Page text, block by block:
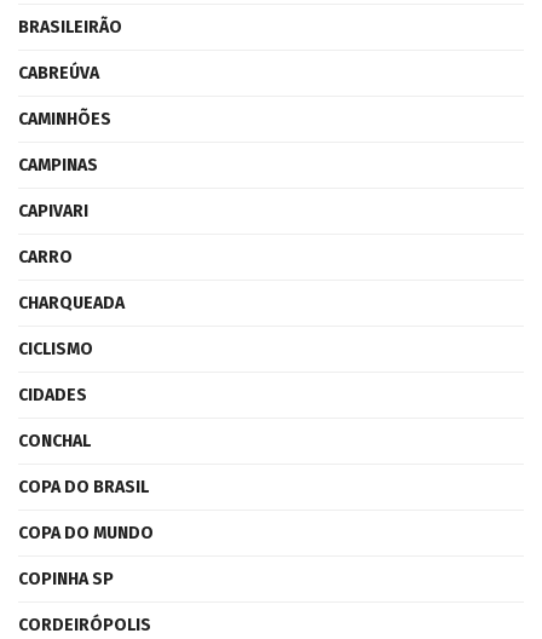
BRASILEIRÃO
CABREÚVA
CAMINHÕES
CAMPINAS
CAPIVARI
CARRO
CHARQUEADA
CICLISMO
CIDADES
CONCHAL
COPA DO BRASIL
COPA DO MUNDO
COPINHA SP
CORDEIRÓPOLIS